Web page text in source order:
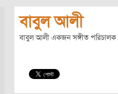
বাবুল আলী
বাবুল আলী একজন সঙ্গীত পরিচালক।